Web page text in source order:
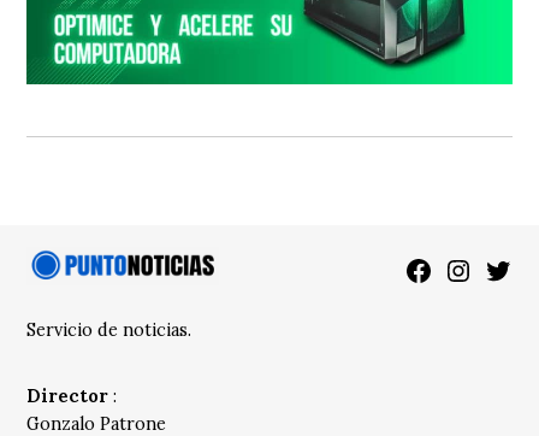
Facebook
Servicio de noticias.
Director :
Gonzalo Patrone